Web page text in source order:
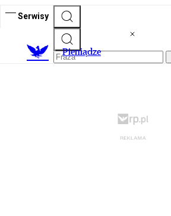
Serwisy
Pieniądze